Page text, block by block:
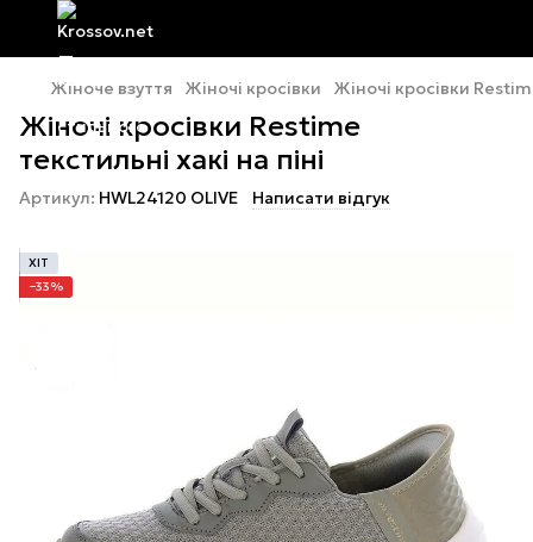
Жіноче взуття Жіночі кросівки Жіночі кросівки
Жіночі кросівки Restime
текстильні хакі на піні
Артикул: HWL24120 OLIVE Написати відгук
ХІТ
−33%